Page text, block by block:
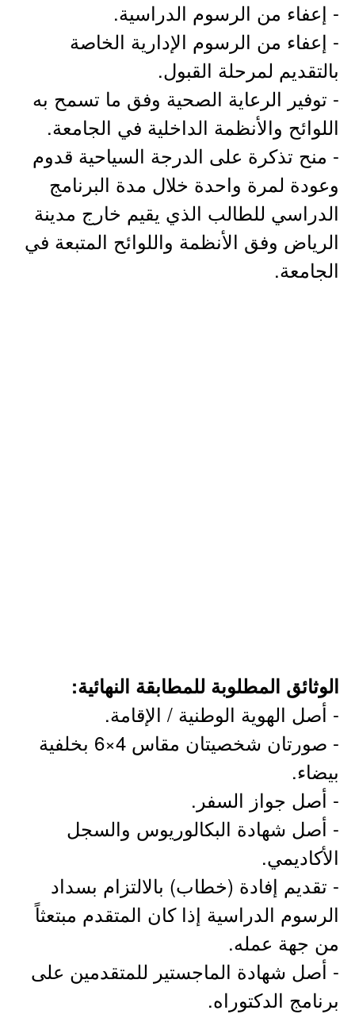
- إعفاء من الرسوم الدراسية.
- إعفاء من الرسوم الإدارية الخاصة
بالتقديم لمرحلة القبول.
- توفير الرعاية الصحية وفق ما تسمح به
اللوائح والأنظمة الداخلية في الجامعة.
- منح تذكرة على الدرجة السياحية قدوم
وعودة لمرة واحدة خلال مدة البرنامج
الدراسي للطالب الذي يقيم خارج مدينة
الرياض وفق الأنظمة واللوائح المتبعة في
الجامعة.
الوثائق المطلوبة للمطابقة النهائية:
- أصل الهوية الوطنية / الإقامة.
- صورتان شخصيتان مقاس 4×6 بخلفية
بيضاء.
- أصل جواز السفر.
- أصل شهادة البكالوريوس والسجل
الأكاديمي.
- تقديم إفادة (خطاب) بالالتزام بسداد
الرسوم الدراسية إذا كان المتقدم مبتعثاً
من جهة عمله.
- أصل شهادة الماجستير للمتقدمين على
برنامج الدكتوراه.